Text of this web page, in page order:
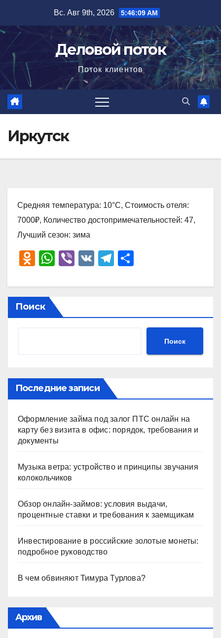
содержимому
Вс. Авг 9th, 2026 5:46:10 AM
Деловой поток
Поток клиентов
Иркутск
Средняя температура: 10°C, Стоимость отеля:
7000₽, Количество достопримечательностей: 47,
Лучший сезон: зима
O
n
o
kl
ki
W
at
s
A
Vi
er
V
T
e
a
р
в
ть
Поиск
Поиск
Последние записи
Оформление займа под залог ПТС онлайн на
карту без визита в офис: порядок, требования и
документы
Музыка ветра: устройство и принципы звучания
колокольчиков
Обзор онлайн-займов: условия выдачи,
процентные ставки и требования к заемщикам
Инвестирование в российские золотые монеты:
подробное руководство
В чем обвиняют Тимура Турлова?
Архив